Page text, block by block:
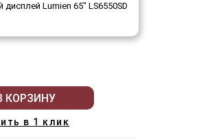
Lumien 65" LS6550SD
КОРЗИНУ
в 1 клик